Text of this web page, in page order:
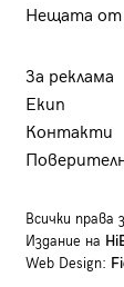
Нещата
За реклама
Екип
Контакти
Всички права
Издание на
Web Design: